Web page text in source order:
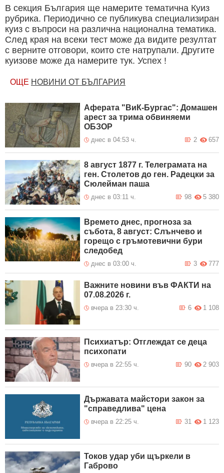
В секция България ще намерите тематична Куиз
рубрика. Периодично се публикува специализиран
куиз с въпроси на различна национална тематика.
След края на всеки тест може да видите резултат
с верните отговори, които сте натрупали. Другите
куизове може да намерите тук. Успех !
ОЩЕ НОВИНИ ОТ БЪЛГАРИЯ
Аферата "ВиК-Бургас": Домашен
арест за трима обвиняеми
ОБЗОР
днес в 04:53 ч. 657
2
8 август 1877 г. Телеграмата на
ген. Столетов до ген. Радецки за
Сюлейман паша
днес в 03:11 ч. 5 380
98
Времето днес, прогноза за
събота, 8 август: Слънчево и
горещо с гръмотевични бури
следобед
днес в 03:00 ч. 777
3
Важните новини във ФАКТИ на
07.08.2026 г.
вчера в 23:30 ч. 1 108
6
Психиатър: Отглеждат се деца
психопати
вчера в 22:55 ч. 2 903
90
Държавата майстори закон за
"справедлива" цена
вчера в 22:25 ч. 1 123
31
Токов удар уби щъркели в
Габрово